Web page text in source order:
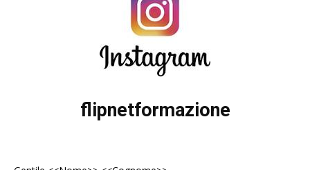
flipnetformazione